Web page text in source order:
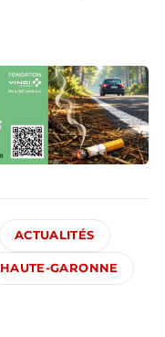
ACTUALITÉS
HAUTE-GARONNE